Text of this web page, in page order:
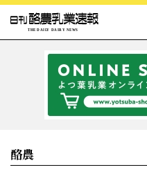
酪農